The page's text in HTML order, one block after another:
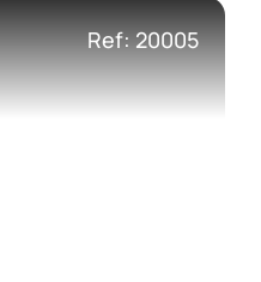
Ref: 20005